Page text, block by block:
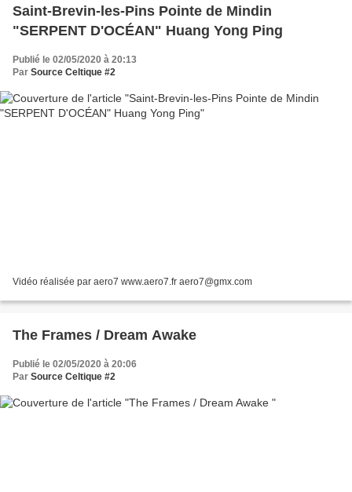
Saint-Brevin-les-Pins Pointe de Mindin
"SERPENT D'OCÉAN" Huang Yong Ping
Publié le 02/05/2020 à 20:13
Par Source Celtique #2
Vidéo réalisée par aero7 www.aero7.fr aero7@gmx.com
The Frames / Dream Awake
Publié le 02/05/2020 à 20:06
Par Source Celtique #2